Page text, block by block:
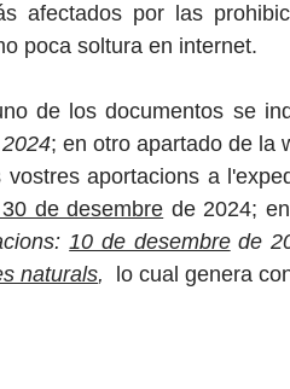
afectados por las
poca soltura en internet.
de los documentos se
; en otro apartado de la
vostres aportacions a
de desembre de 2024;
10 de desembre de
naturals, lo cual genera